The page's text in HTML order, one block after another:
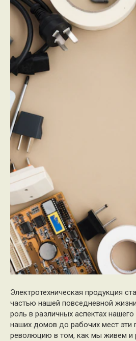
Электротехническая продукция
частью нашей повседневной
роль в различных аспектах
наших домов до рабочих мест эти
революцию в том, как мы живем и